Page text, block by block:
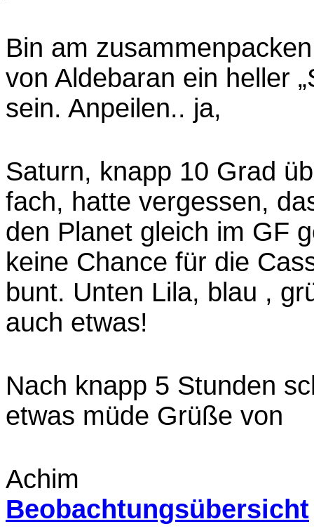
Bin am
von Aldebaran ein heller
sein. Anpeilen.. ja,
Saturn, knapp 10 Grad
fach, hatte vergessen,
den Planet gleich im GF
keine Chance für die
bunt. Unten Lila, blau ,
auch etwas!
Nach knapp 5 Stunden
etwas müde Grüße von
Achim
Beobachtungsübersicht